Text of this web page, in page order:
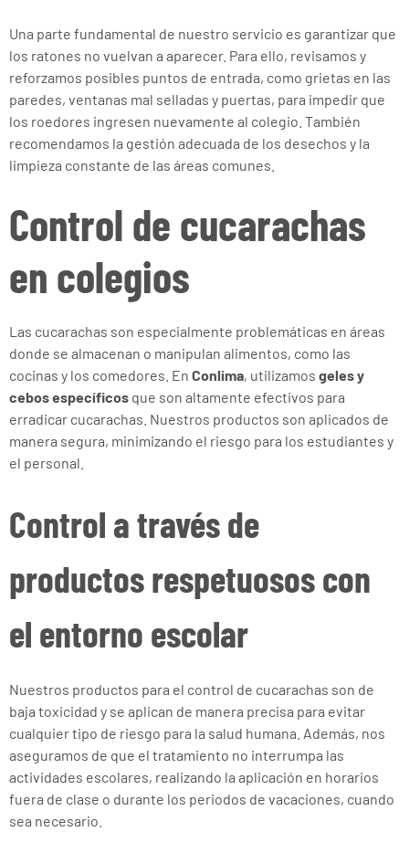
Una parte fundamental de nuestro servicio es garantizar que
los ratones no vuelvan a aparecer. Para ello, revisamos y
reforzamos posibles puntos de entrada, como grietas en las
paredes, ventanas mal selladas y puertas, para impedir que
los roedores ingresen nuevamente al colegio. También
recomendamos la gestión adecuada de los desechos y la
limpieza constante de las áreas comunes.
Control de cucarachas
en colegios
Las cucarachas son especialmente problemáticas en áreas
donde se almacenan o manipulan alimentos, como las
cocinas y los comedores. En Conlima, utilizamos geles y
cebos específicos que son altamente efectivos para
erradicar cucarachas. Nuestros productos son aplicados de
manera segura, minimizando el riesgo para los estudiantes y
el personal.
Control a través de
productos respetuosos con
el entorno escolar
Nuestros productos para el control de cucarachas son de
baja toxicidad y se aplican de manera precisa para evitar
cualquier tipo de riesgo para la salud humana. Además, nos
aseguramos de que el tratamiento no interrumpa las
actividades escolares, realizando la aplicación en horarios
fuera de clase o durante los periodos de vacaciones, cuando
sea necesario.